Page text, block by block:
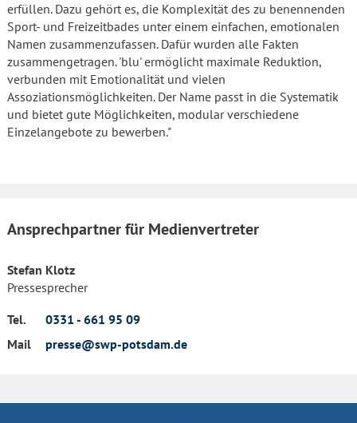
erfüllen. Dazu gehört es, die Komplexität des zu benennenden
Sport- und Freizeitbades unter einem einfachen, emotionalen
Namen zusammenzufassen. Dafür wurden alle Fakten
zusammengetragen. 'blu' ermöglicht maximale Reduktion,
verbunden mit Emotionalität und vielen
Assoziationsmöglichkeiten. Der Name passt in die Systematik
und bietet gute Möglichkeiten, modular verschiedene
Einzelangebote zu bewerben."
Ansprechpartner für Medienvertreter
Stefan Klotz
Pressesprecher
Tel.
0331 - 661 95 09
Mail
presse@swp-potsdam.de